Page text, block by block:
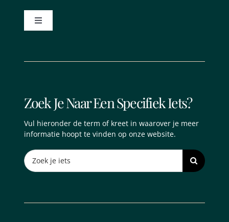
Toggle
Zoek Je Naar Een Specifiek Iets?
Vul hieronder de term of kreet in waarover je meer
informatie hoopt te vinden op onze website.
Search
for: